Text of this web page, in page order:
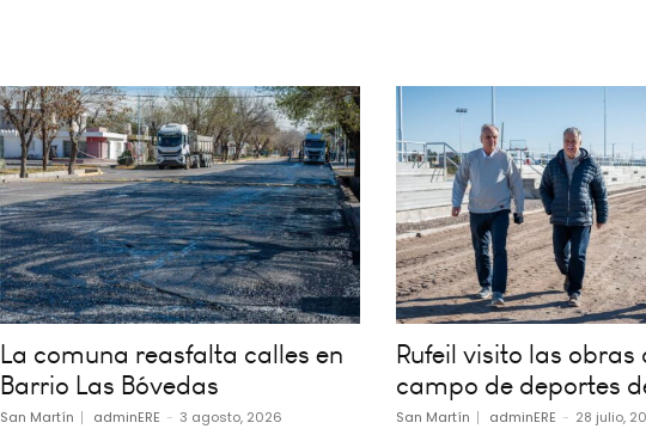
La comuna reasfalta calles en
Barrio Las Bóvedas
San Martín adminERE - 3 agosto, 2026
Rufeil visito las obras
campo de deportes
San Martín adminERE - 28 julio,